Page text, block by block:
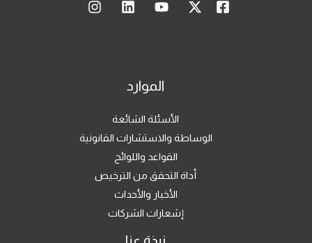
الموارد
الأسئلة الشائعة
الوساطة والاستشارات القانونية
القواعد واللوائح
أداة التحقق من الترخيص
الأخبار والأحداث
إشعارات الشركات
نبذة عنا